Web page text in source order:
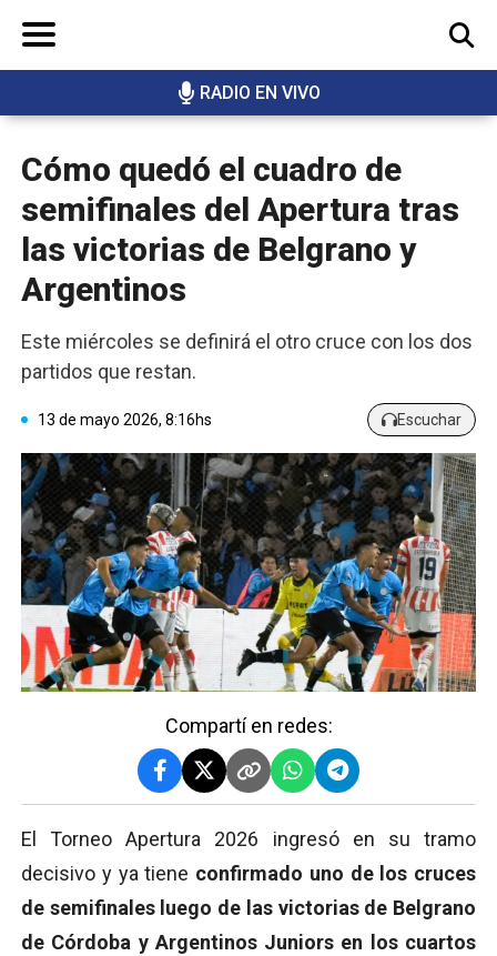
RADIO EN VIVO
BUSCAR
Cómo quedó el cuadro de
semifinales del Apertura tras
las victorias de Belgrano y
Argentinos
Este miércoles se definirá el otro cruce con los dos
partidos que restan.
13 de mayo 2026, 8:16hs Escuchar
Compartí en redes:
El Torneo Apertura 2026 ingresó en su tramo
decisivo y ya tiene confirmado uno de los cruces
de semifinales luego de las victorias de Belgrano
de Córdoba y Argentinos Juniors en los cuartos